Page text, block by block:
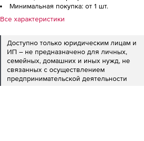
Минимальная покупка: от 1 шт.
Все характеристики
Доступно только юридическим лицам и
ИП – не предназначено для личных,
семейных, домашних и иных нужд, не
связанных с осуществлением
предпринимательской деятельности